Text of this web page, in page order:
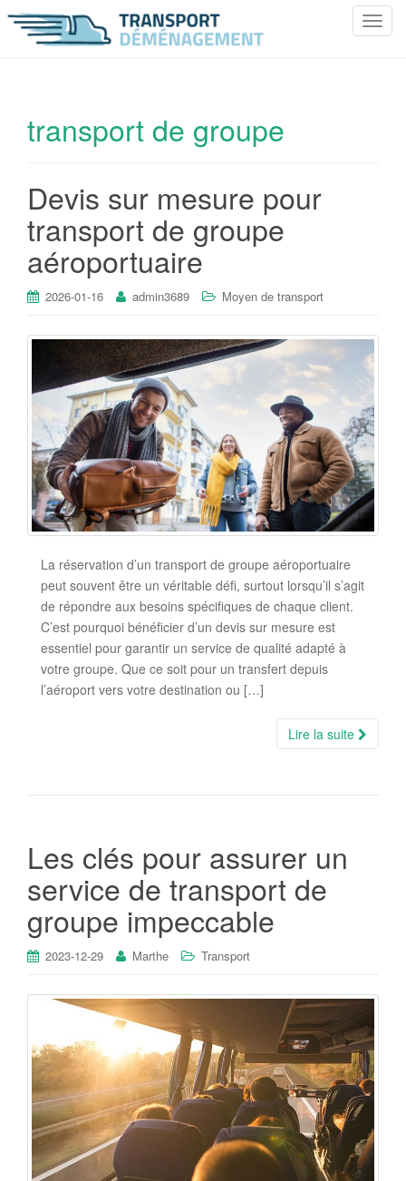
T
n
transport de groupe
Devis sur mesure pour
transport de groupe
aéroportuaire
2026-01-16 admin3689 Moyen de transport
La réservation d’un transport de groupe aéroportuaire
peut souvent être un véritable défi, surtout lorsqu’il s’agit
de répondre aux besoins spécifiques de chaque client.
C’est pourquoi bénéficier d’un devis sur mesure est
essentiel pour garantir un service de qualité adapté à
votre groupe. Que ce soit pour un transfert depuis
l’aéroport vers votre destination ou […]
Lire la suite
Les clés pour assurer un
service de transport de
groupe impeccable
2023-12-29 Marthe Transport